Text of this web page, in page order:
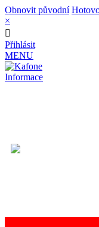
Obnovit původní
×
Přihlásit
MENU
Informace